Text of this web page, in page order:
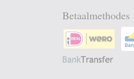
Betaalmethodes